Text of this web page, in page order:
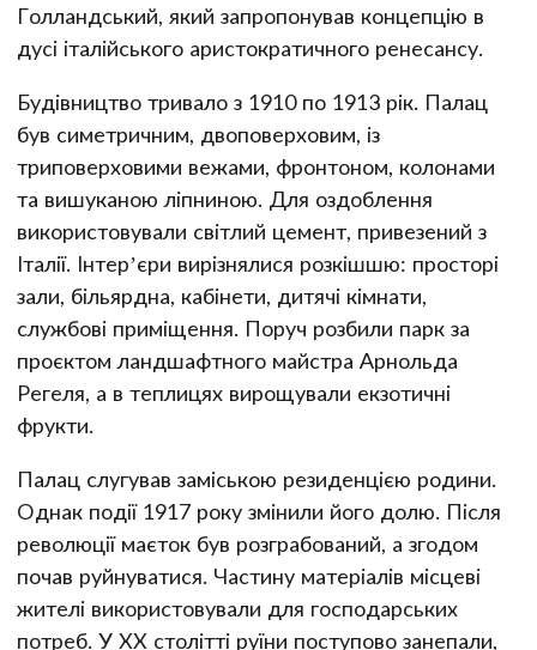
Голландський, який запропонував концепцію в
дусі італійського аристократичного ренесансу.
Будівництво тривало з 1910 по 1913 рік. Палац
був симетричним, двоповерховим, із
триповерховими вежами, фронтоном, колонами
та вишуканою ліпниною. Для оздоблення
використовували світлий цемент, привезений з
Італії. Інтер’єри вирізнялися розкішшю: просторі
зали, більярдна, кабінети, дитячі кімнати,
службові приміщення. Поруч розбили парк за
проєктом ландшафтного майстра Арнольда
Регеля, а в теплицях вирощували екзотичні
фрукти.
Палац слугував заміською резиденцією родини.
Однак події 1917 року змінили його долю. Після
революції маєток був розграбований, а згодом
почав руйнуватися. Частину матеріалів місцеві
жителі використовували для господарських
потреб. У ХХ столітті руїни поступово занепали,